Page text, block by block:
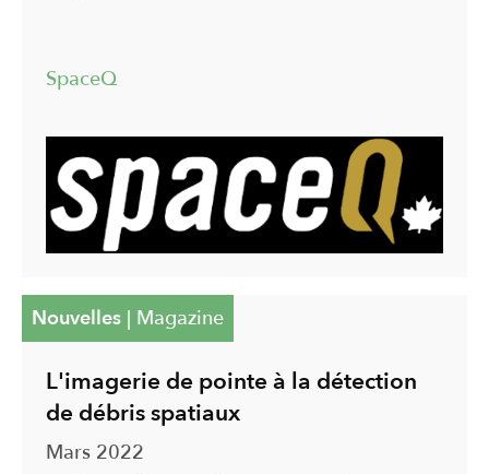
SpaceQ
Nouvelles| Magazine
L'imagerie de pointe à la détection
de débris spatiaux
Mars 2022